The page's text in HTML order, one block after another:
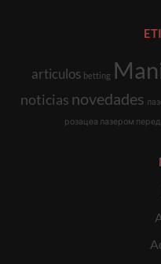
articulos betting
noticias novedades
розацеа лазером